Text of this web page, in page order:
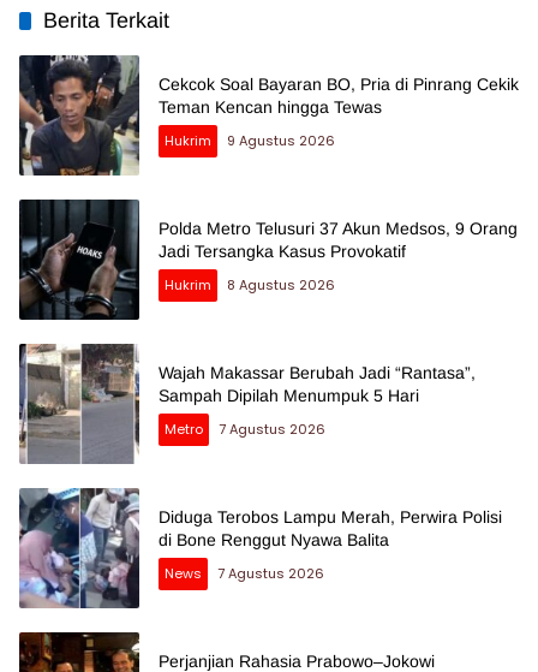
Berita Terkait
Cekcok Soal Bayaran BO, Pria di Pinrang Cekik
Teman Kencan hingga Tewas
Hukrim
9 Agustus 2026
Polda Metro Telusuri 37 Akun Medsos, 9 Orang
Jadi Tersangka Kasus Provokatif
Hukrim
8 Agustus 2026
Wajah Makassar Berubah Jadi “Rantasa”,
Sampah Dipilah Menumpuk 5 Hari
Metro
7 Agustus 2026
Diduga Terobos Lampu Merah, Perwira Polisi
di Bone Renggut Nyawa Balita
News
7 Agustus 2026
Perjanjian Rahasia Prabowo–Jokowi